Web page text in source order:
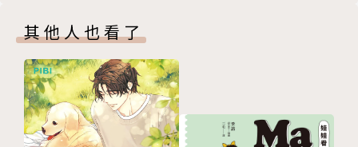
附錄2：完整劇本文稿＆分鏡草稿選錄
附錄3：雜七雜八的一些
附錄4：實體桌曆底座設計
頁尾
版權頁
其他人也看了